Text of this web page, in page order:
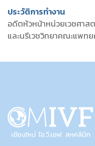
ประวัติการทำงาน
อดีตหัวหน้าหน่วยเวชศา
และนรีเวชวิทยาคณะแพท